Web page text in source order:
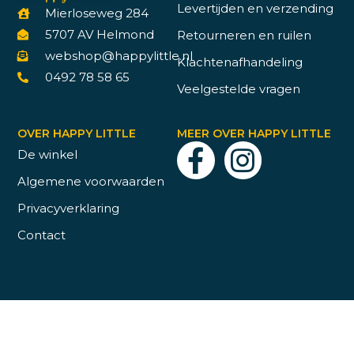
Mierloseweg 284
5707 AV Helmond
webshop@happylittle.nl
0492 78 58 65
Levertijden en verzending
Retourneren en ruilen
Klachtenafhandeling
Veelgestelde vragen
OVER HAPPY LITTLE
De winkel
Algemene voorwaarden
Privacyverklaring
Contact
MEER OVER HAPPY LITTLE